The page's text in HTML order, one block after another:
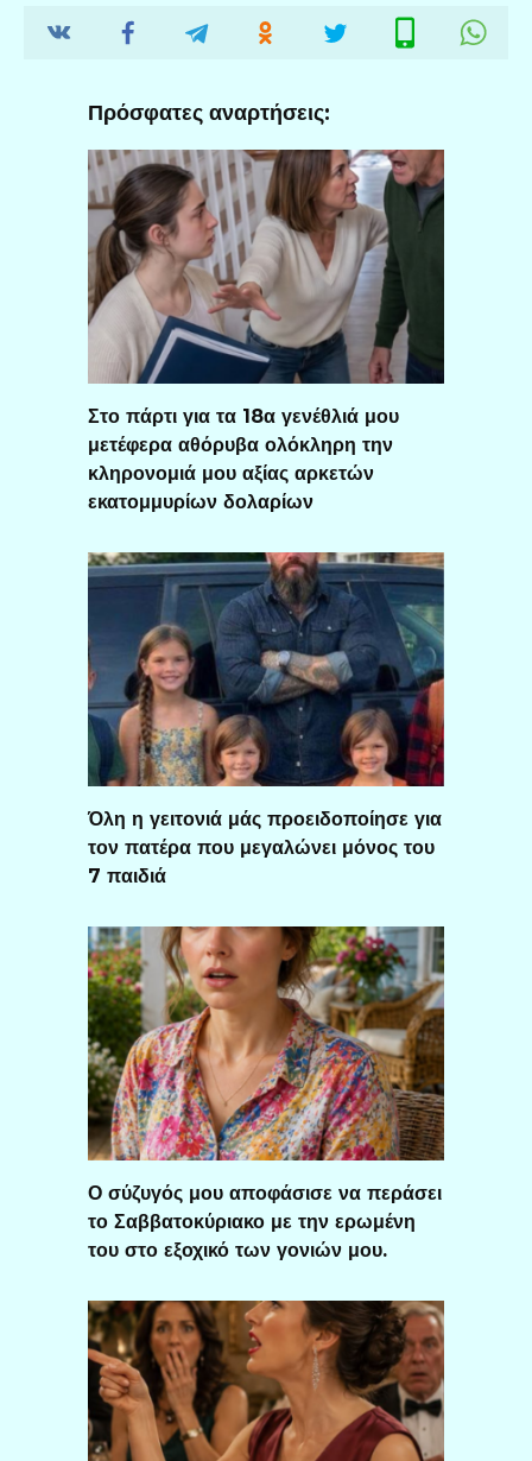
Πρόσφατες αναρτήσεις:
Στο πάρτι για τα 18α γενέθλιά μου
μετέφερα αθόρυβα ολόκληρη την
κληρονομιά μου αξίας αρκετών
εκατομμυρίων δολαρίων
Όλη η γειτονιά μάς προειδοποίησε για
τον πατέρα που μεγαλώνει μόνος του
7 παιδιά
Ο σύζυγός μου αποφάσισε να περάσει
το Σαββατοκύριακο με την ερωμένη
του στο εξοχικό των γονιών μου.